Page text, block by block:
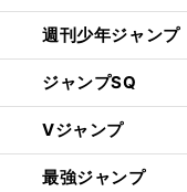
週刊少年ジャンプ
ジャンプSQ
Vジャンプ
最強ジャンプ